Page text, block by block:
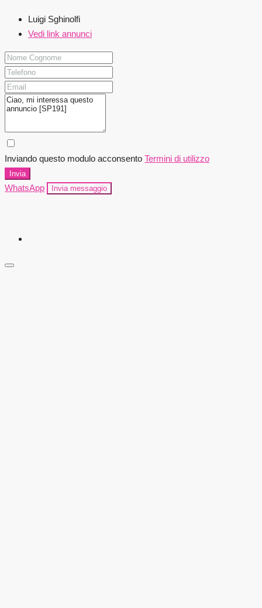
Luigi Sghinolfi
Vedi link annunci
Inviando questo modulo acconsento Termini di utilizzo
Invia
WhatsApp Invia messaggio